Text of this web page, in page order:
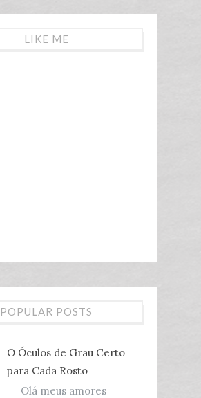
LIKE ME
POPULAR POSTS
O Óculos de Grau Certo
para Cada Rosto
Olá meus amores